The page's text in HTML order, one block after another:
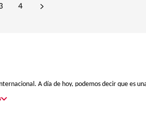
4
A día de hoy, podemos decir que es